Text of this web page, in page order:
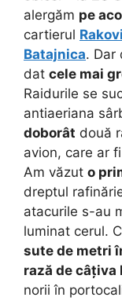
alergăm pe
cartierul
Batajnica. Dar
dat cele mai
Raidurile se
antiaeriana
doborât două
avion, care ar
Am văzut o
dreptul
atacurile s-au
luminat cerul.
sute de metri
rază de câțiva
norii în